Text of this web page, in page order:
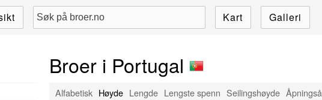
Kart Galleri
Broer i Portugal
Alfabetisk Høyde Lengde Lengste spenn Seilingshøyde